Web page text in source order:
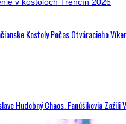
Kostoly Počas Otváracieho
Hudobný Chaos. Fanúšikovia Zažili